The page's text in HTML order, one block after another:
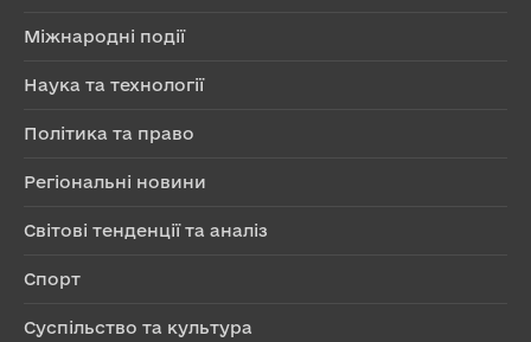
Міжнародні події
Наука та технології
Політика та право
Регіональні новини
Світові тенденції та аналіз
Спорт
Суспільство та культура